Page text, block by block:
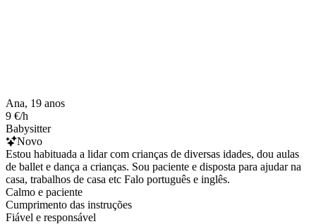
Ana, 19 anos
9 €/h
Babysitter
Novo
Estou habituada a lidar com crianças de diversas idades, dou aulas
de ballet e dança a crianças. Sou paciente e disposta para ajudar na
casa, trabalhos de casa etc Falo português e inglês.
Calmo e paciente
Cumprimento das instruções
Fiável e responsável